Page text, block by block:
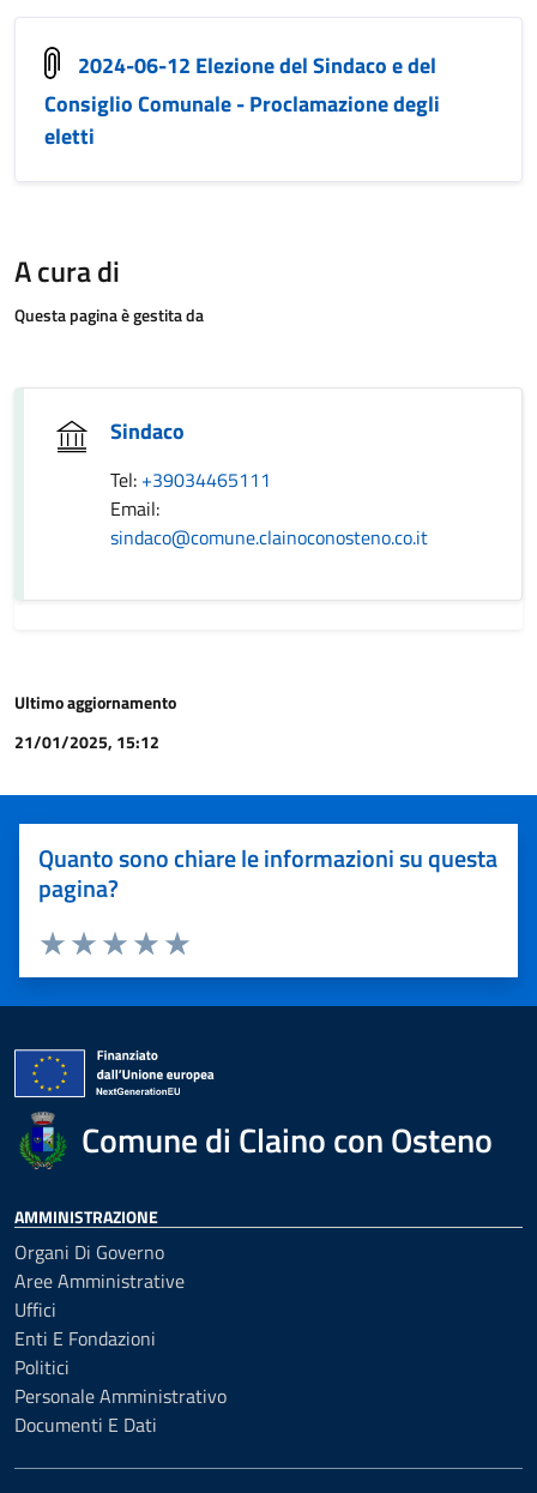
2024-06-12 Elezione del Sindaco e del
Consiglio Comunale - Proclamazione degli
eletti
A cura di
Questa pagina è gestita da
Sindaco
Tel: +39034465111
Email:
sindaco@comune.clainoconosteno.co.it
Ultimo aggiornamento
21/01/2025, 15:12
Quanto sono chiare le informazioni su questa
pagina?
Valuta 5 stelle su 5
Valuta 4 stelle su 5
Valuta 3 stelle su 5
Valuta 2 stelle su 5
Valuta 1 stelle su 5
Comune di Claino con Osteno
AMMINISTRAZIONE
Organi Di Governo
Aree Amministrative
Uffici
Enti E Fondazioni
Politici
Personale Amministrativo
Documenti E Dati